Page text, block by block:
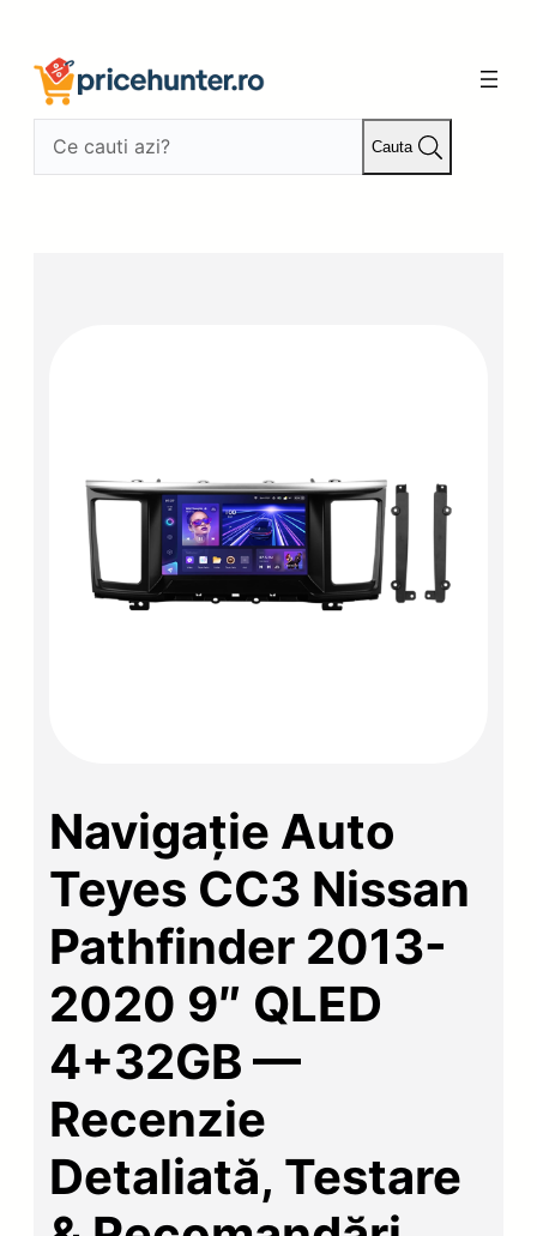
conținut
Cauta
Navigație Auto
Teyes CC3 Nissan
Pathfinder 2013-
2020 9″ QLED
4+32GB —
Recenzie
Detaliată, Testare